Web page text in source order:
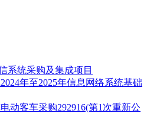
系统采购及集成项目
年至2025年信息网络系统基础
动客车采购292916(第1次重新公